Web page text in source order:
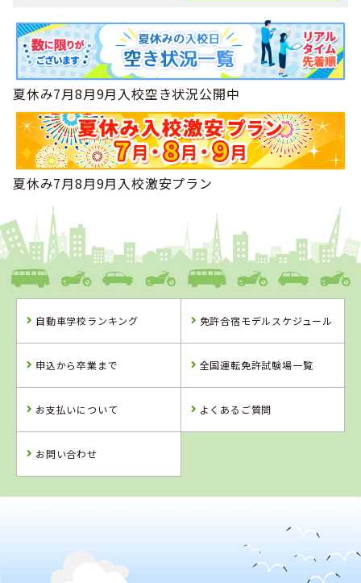
夏休み7月8月9月入校空き状況公開中
夏休み7月8月9月入校激安プラン
自動車学校ランキング 免許合宿モデルスケジュール
申込から卒業まで 全国運転免許試験場一覧
お支払いについて よくあるご質問
お問い合わせ